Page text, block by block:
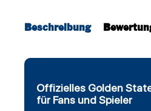
Beschreibung
Offizielles Golden
für Fans und Spieler